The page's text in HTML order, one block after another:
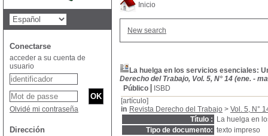
Inicio
New search
La huelga en los servicios esenciales:
Derecho del Trabajo, Vol. 5, N° 14 (ene. -
Público
ISBD
[artículo]
in Revista Derecho del Trabajo > Vol. 5, N°
Título :
La huelga en
Tipo de documento: texto impreso
Conectarse
acceder a su cuenta de
usuario
Olvidé mi contraseña
Dirección